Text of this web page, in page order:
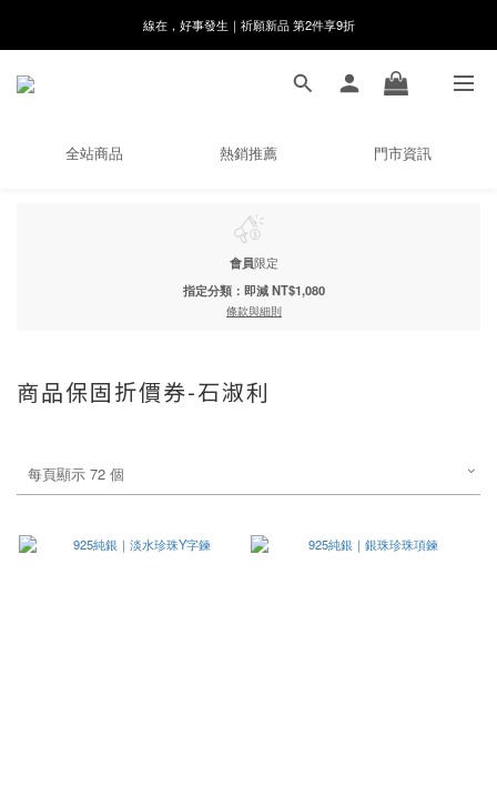
8月月初限定｜指定分類滿件88折！
8月月初限定｜指定分類滿件88折！
全站商品 熱銷推薦 門市資訊
會員限定
指定分類：即減 NT$1,080
條款與細則
商品保固折價券-石淑利
每頁顯示 72 個